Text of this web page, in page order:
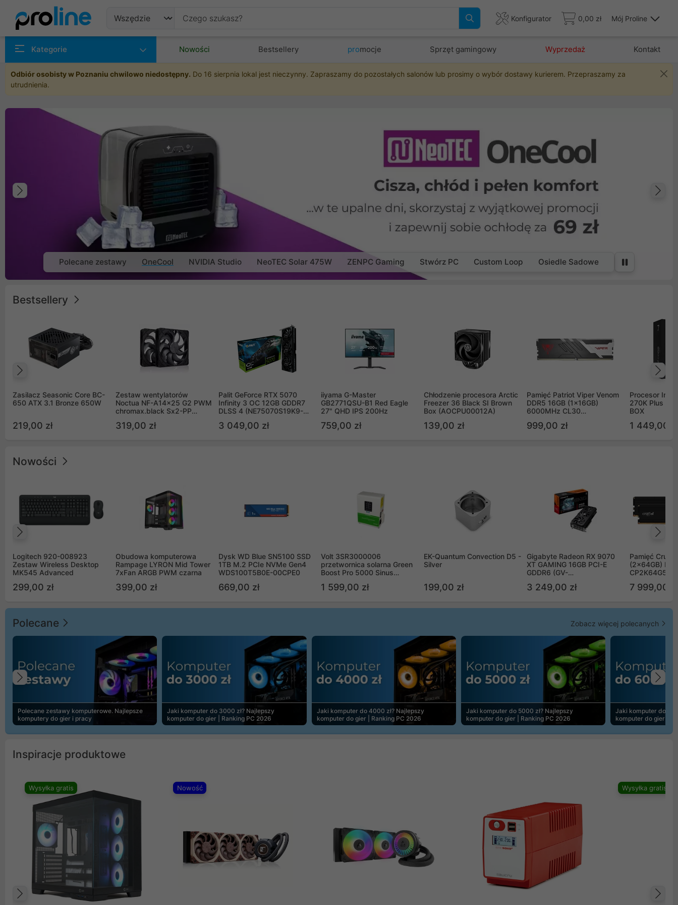
Konfigurator 0,00 zł Mój Proline
Kategorie Nowości Bestsellery promocje Sprzęt gamingowy Wyprzedaż Kontakt
Odbiór osobisty w Poznaniu chwilowo niedostępny. Do 16 sierpnia lokal jest nieczynny. Zapraszamy do pozostałych salonów lub prosimy o wybór dostawy kurierem. Przepraszamy za
utrudnienia.
Poprzedni
Polecane zestawy OneCool NVIDIA Studio NeoTEC Solar 475W ZENPC Gaming Stwórz PC Custom Loop Osiedle Sadowe
Bestsellery
Zasilacz Seasonic Core BC-
650 ATX 3.1 Bronze 650W
219,00 zł
Zestaw wentylatorów
Noctua NF-A14x25 G2 PWM
chromax.black Sx2-PP
(2szt)
319,00 zł
Palit GeForce RTX 5070
Infinity 3 OC 12GB GDDR7
DLSS 4 (NE75070S19K9-
3 049,00 zł
iiyama G-Master
GB2771QSU-B1 Red Eagle
27" QHD IPS 200Hz
759,00 zł
Chłodzenie procesora Arctic
Freezer 36 Black SI Brown
Box (AOCPU00012A)
139,00 zł
Pamięć Patriot Viper Venom
DDR5 16GB (1x16GB)
6000MHz CL30
999,00 zł
Procesor Intel
270K Plus
BOX
1 449,00 zł
Nowości
Logitech 920-008923
Zestaw Wireless Desktop
MK545 Advanced
299,00 zł
Obudowa komputerowa
Rampage LYRON Mid Tower
7xFan ARGB PWM czarna
399,00 zł
Dysk WD Blue SN5100 SSD
1TB M.2 PCIe NVMe Gen4
WDS100T5B0E-00CPE0
669,00 zł
Volt 3SR3000006
przetwornica solarna Green
Boost Pro 5000 Sinus
1 599,00 zł
EK-Quantum Convection D5 -
Silver
199,00 zł
Gigabyte Radeon RX 9070
XT GAMING 16GB PCI-E
GDDR6 (GV-
3 249,00 zł
Pamięć
(2x64GB)
7 999,00 zł
Polecane Zobacz więcej polecanych
Polecane zestawy komputerowe. Najlepsze
komputery do gier i pracy
Jaki komputer do 3000 zł? Najlepszy
komputer do gier | Ranking PC 2026
Jaki komputer do 4000 zł? Najlepszy
komputer do gier | Ranking PC 2026
Jaki komputer do 5000 zł? Najlepszy
komputer do gier | Ranking PC 2026
Jaki komputer do
komputer do gier |
Poprzedni
Inspiracje produktowe
Wysyłka gratis Nowość Wysyłka gratis